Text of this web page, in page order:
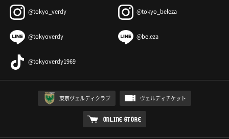
@tokyo_verdy @tokyo_beleza
@tokyoverdy @beleza
@tokyoverdy1969
東京ヴェルディクラブ ヴェルディチケット
ONLINE STORE